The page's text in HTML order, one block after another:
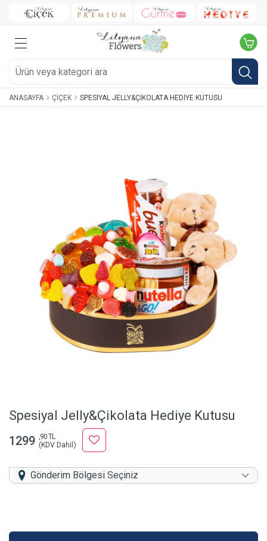
ANASAYFA ÇIÇEK SPESIYAL JELLY&ÇIKOLATA HEDIYE KUTUSU
Spesiyal Jelly&Çikolata Hediye Kutusu
1299 ,90 TL
(KDV Dahil)
Gönderim Bölgesi Seçiniz